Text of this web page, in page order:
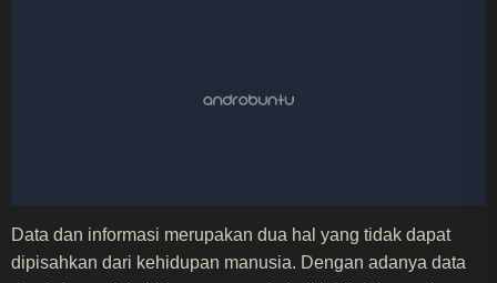
Data dan informasi merupakan dua hal yang tidak dapat
dipisahkan dari kehidupan manusia. Dengan adanya data